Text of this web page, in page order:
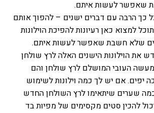
שאפשר לעשות איתם.
כך הרבה עם דברים ישנים – להפוך אותם
למצוא כאן רעיונות להפיכת הוילונות
שלא חשבת שאפשר לעשות איתם.
את הוילונות הישנים האלה לרץ שולחן
העובי המושלם לרץ שולחן והם
יפים. אם יש לך כמה וילונות לשימוש
שערים שיתאימו לרץ השולחן החדש
להכין סטים מקסימים של מפיות בד